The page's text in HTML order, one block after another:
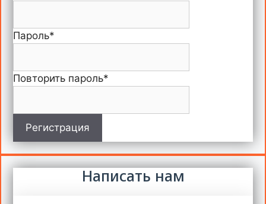
Пароль*
Повторить пароль*
Регистрация
Написать нам